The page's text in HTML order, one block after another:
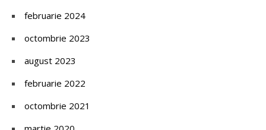
februarie 2024
octombrie 2023
august 2023
februarie 2022
octombrie 2021